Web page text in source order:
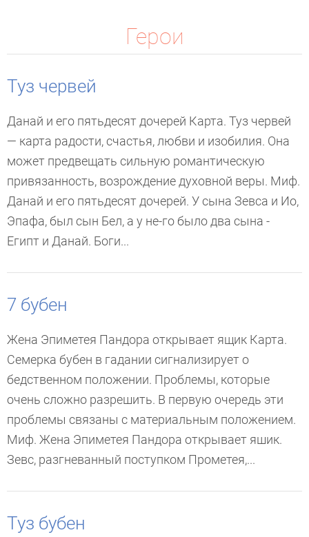
Герои
Туз червей
Данай и его пятьдесят дочерей Карта. Туз червей
— карта радости, счастья, любви и изобилия. Она
может предвещать сильную романтическую
привязанность, возрождение духовной веры. Миф.
Данай и его пятьдесят дочерей. У сына Зевса и Ио,
Эпафа, был сын Бел, а у не-го было два сына -
Египт и Данай. Боги...
7 бубен
Жена Эпиметея Пандора открывает ящик Карта.
Семерка бубен в гадании сигнализирует о
бедственном положении. Проблемы, которые
очень сложно разрешить. В первую очередь эти
проблемы связаны с материальным положением.
Миф. Жена Эпиметея Пандора открывает яшик.
Зевс, разгневанный поступком Прометея,...
Туз бубен